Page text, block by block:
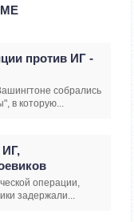
против ИГ -
собрались
в которую...
ИГ,
операции,
задержали...